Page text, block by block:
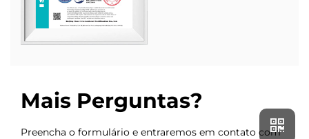
Mais Perguntas?
Preencha o formulário e entraremos em contato com